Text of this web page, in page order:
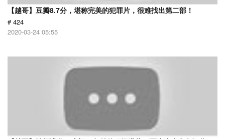
【越哥】豆瓣8.7分，堪称完美的犯罪片，很难找出第二部！
# 424
2020-03-24 05:55